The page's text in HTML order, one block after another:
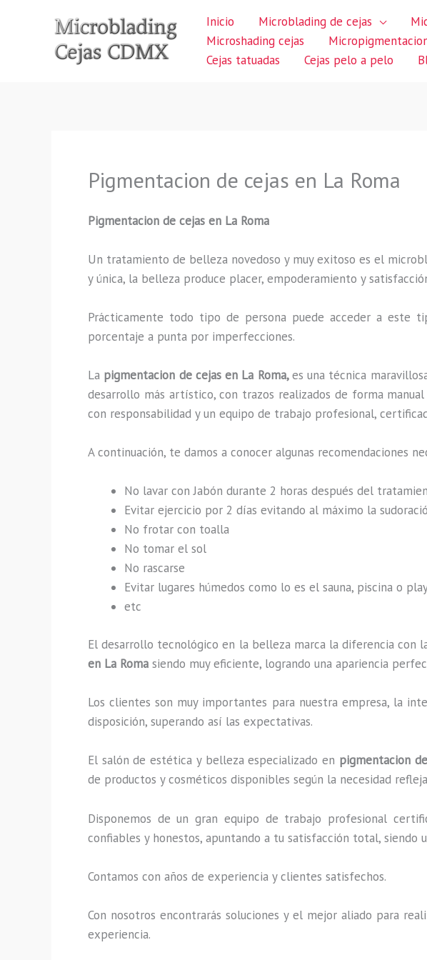
Inicio Microblading de cejas
Microshading cejas
Cejas tatuadas
Cejas pelo a pelo
Pigmentacion de cejas en La Roma
Pigmentacion de cejas en La Roma
Un tratamiento de belleza novedoso y muy exitoso es el
y única, la belleza produce placer, empoderamiento y
Prácticamente todo tipo de persona puede acceder a
porcentaje a punta por imperfecciones.
La pigmentacion de cejas en La Roma,es una técnica
desarrollo más artístico, con trazos realizados de forma
con responsabilidad y un equipo de trabajo profesional,
A continuación, te damos a conocer algunas recomendaciones
No lavar con Jabón durante 2 horas después del
Evitar ejercicio por 2 días evitando al máximo la
No frotar con toalla
No tomar el sol
No rascarse
Evitar lugares húmedos como lo es el sauna, piscina o
etc
El desarrollo tecnológico en la belleza marca la diferencia con
en La Roma siendo muy eficiente, logrando una apariencia
Los clientes son muy importantes para nuestra empresa, la
disposición, superando así las expectativas.
El salón de estética y belleza especializado en pigmentacion
de productos y cosméticos disponibles según la necesidad
Disponemos de un gran equipo de trabajo profesional
confiables y honestos, apuntando a tu satisfacción total,
Contamos con años de experiencia y clientes satisfechos.
Con nosotros encontrarás soluciones y el mejor aliado para
experiencia.